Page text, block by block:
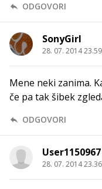
ODGOVORI
SonyGirl
28. 07. 2014 23.59
Mene neki zanima.
če pa tak šibek
ODGOVORI
User1150967
28. 07. 2014 23.36